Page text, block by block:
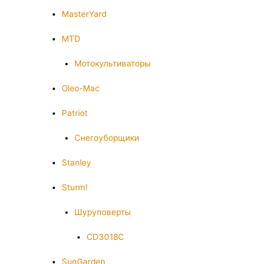
MasterYard
MTD
Мотокультиваторы
Oleo-Mac
Patriot
Снегоуборщики
Stanley
Sturm!
Шуруповерты
CD3018C
SunGarden